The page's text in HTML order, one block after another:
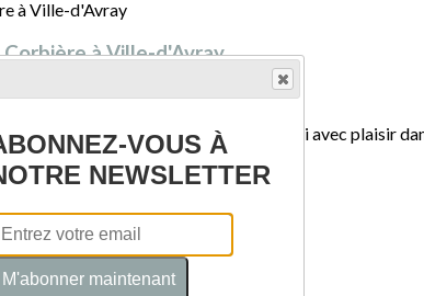
à Ville-d'Avray
end du 6-7 juin, je vous accueillerai avec plaisir
VOUS À
NEWSLETTER
M'abonner maintenant